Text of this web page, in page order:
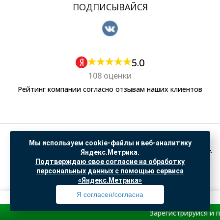
ПОДПИСЫВАЙСЯ
5.0
108 оценки
Рейтинг компании согласно отзывам наших клиентов
Политика обработки персональных данных
Согласие на обработку данных Яндекс Метрика
"© ООО “САНТЕХГИД”, 2026. Все права защищены. Предложение не является публичной
офертой, цены и информация на сайте ознакомительные
Доработка и продвижение вSO.USE
Мы используем cookie-файлы и веб-аналитику
Яндекс.Метрика.
Подтверждаю свое согласие на обработку
персональных данных с помощью сервиса
«Яндекс.Метрика»
Я согласен/согласна
Профиль Товары Поиск Избранное Корзина
Зарегистрируйся и получи